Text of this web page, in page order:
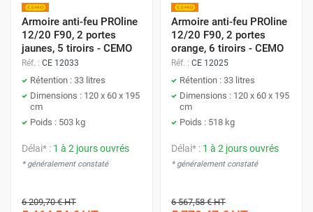
Armoire anti-feu PROline
12/20 F90, 2 portes
jaunes, 5 tiroirs - CEMO
Réf. : CE 12033
Rétention : 33 litres
Dimensions : 120 x 60 x 195
cm
Poids : 503 kg
Délai* : 1 à 2 jours ouvrés
* généralement constaté
6 209,70 €HT
Armoire anti-feu PROline
12/20 F90, 2 portes
orange, 6 tiroirs - CEMO
Réf. : CE 12025
Rétention : 33 litres
Dimensions : 120 x 60 x 195
cm
Poids : 518 kg
Délai* : 1 à 2 jours ouvrés
* généralement constaté
6 567,58 €HT